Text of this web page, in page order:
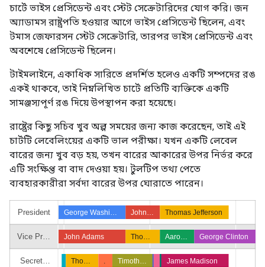
চার্টে ভাইস প্রেসিডেন্ট এবং স্টেট সেক্রেটারিদের যোগ করি। জন
অ্যাডামস রাষ্ট্রপতি হওয়ার আগে ভাইস প্রেসিডেন্ট ছিলেন, এবং
টমাস জেফারসন স্টেট সেক্রেটারি, তারপর ভাইস প্রেসিডেন্ট এবং
অবশেষে প্রেসিডেন্ট ছিলেন।
টাইমলাইনে, একাধিক সারিতে প্রদর্শিত হলেও একটি সম্পদের রঙ
একই থাকবে, তাই নিম্নলিখিত চার্টে প্রতিটি ব্যক্তিকে একটি
সামঞ্জস্যপূর্ণ রঙ দিয়ে উপস্থাপন করা হয়েছে।
রাষ্ট্রের কিছু সচিব খুব অল্প সময়ের জন্য কাজ করেছেন, তাই এই
চার্টটি লেবেলিংয়ের একটি ভাল পরীক্ষা। যখন একটি লেবেল
বারের জন্য খুব বড় হয়, তখন বারের আকারের উপর নির্ভর করে
এটি সংক্ষিপ্ত বা বাদ দেওয়া হয়। টুলটিপ তথ্য পেতে
ব্যবহারকারীরা সর্বদা বারের উপর ঘোরাতে পারেন।